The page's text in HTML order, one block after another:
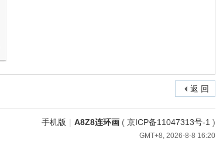
返 回
手机版 | A8Z8连环画( 京ICP备11047313号-1 )
GMT+8, 2026-8-8 16:20